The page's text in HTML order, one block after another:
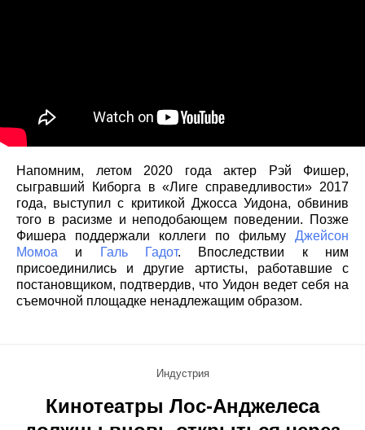
Напомним, летом 2020 года актер Рэй Фишер,
сыгравший Киборга в «Лиге справедливости» 2017
года, выступил с критикой Джосса Уидона, обвинив
того в расизме и неподобающем поведении. Позже
Фишера поддержали коллеги по фильму Джейсон
Момоа и Галь Гадот. Впоследствии к ним
присоединились и другие артисты, работавшие с
постановщиком, подтвердив, что Уидон ведет себя на
съемочной площадке ненадлежащим образом.
Индустрия
Кинотеатры Лос-Анджелеса